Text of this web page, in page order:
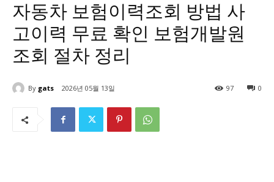
자동차 보험이력조회 방법 사
고이력 무료 확인 보험개발원
조회 절차 정리
By gats 2026년 05월 13일 0
97